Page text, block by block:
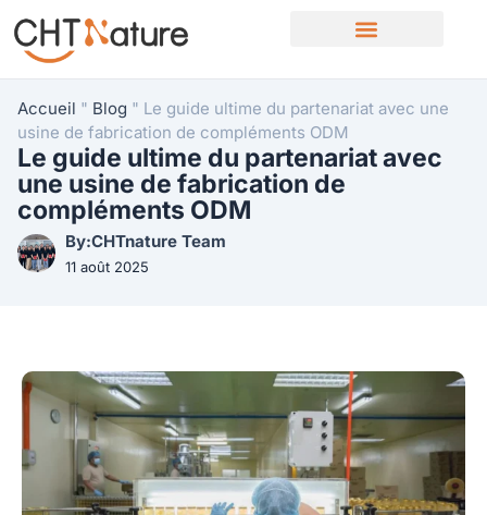
Accueil " Blog " Le guide ultime du partenariat avec une
usine de fabrication de compléments ODM
Le guide ultime du partenariat avec
une usine de fabrication de
compléments ODM
By:CHTnature Team
11 août 2025